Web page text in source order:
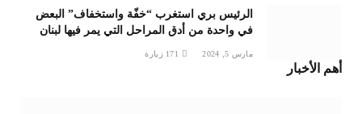
الرئيس بري استغرب “خفّة واستخفاف” البعض
في واحدة من أدق المراحل التي يمر فيها لبنان
مارس 5, 2024 171 زيارة
أهم الأخبار